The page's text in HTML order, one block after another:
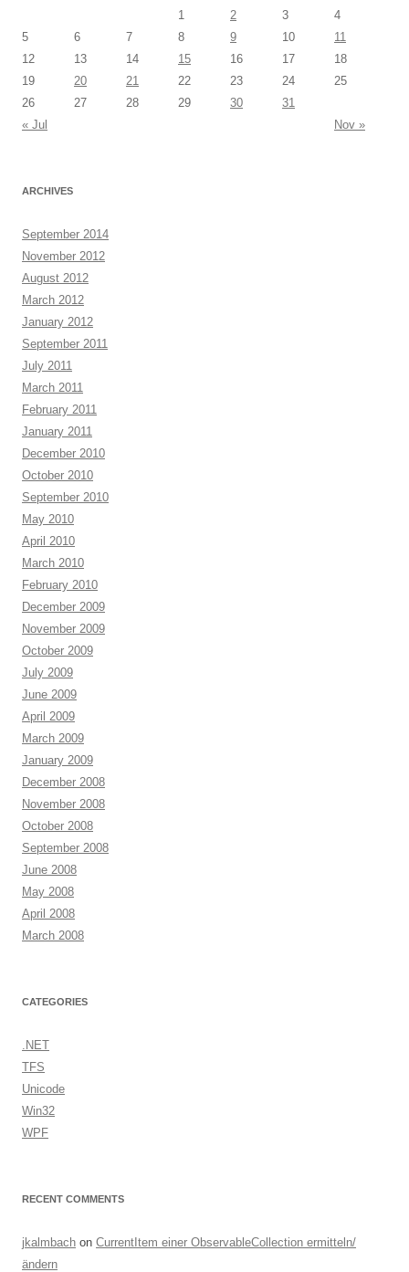
1
2 3
4
5
6 7 8 9 10
11
12
13 14 15 16 17
18
19
20 21 22 23 24
25
26
27 28 29 30
31
« Jul
Nov »
ARCHIVES
September 2014
November 2012
August 2012
March 2012
January 2012
September 2011
July 2011
March 2011
February 2011
January 2011
December 2010
October 2010
September 2010
May 2010
April 2010
March 2010
February 2010
December 2009
November 2009
October 2009
July 2009
June 2009
April 2009
March 2009
January 2009
December 2008
November 2008
October 2008
September 2008
June 2008
May 2008
April 2008
March 2008
CATEGORIES
.NET
TFS
Unicode
Win32
WPF
RECENT COMMENTS
jkalmbach on CurrentItem einer ObservableCollection ermitteln/
ändern